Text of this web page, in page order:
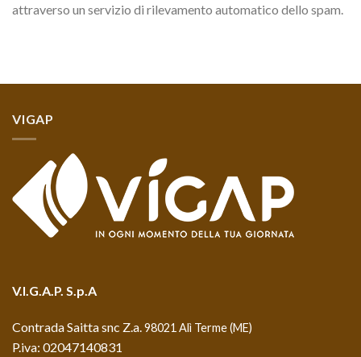
attraverso un servizio di rilevamento automatico dello spam.
VIGAP
V.I.G.A.P. S.p.A
Contrada Saitta snc Z.a.98021 Alì Terme (ME)
P.iva: 02047140831